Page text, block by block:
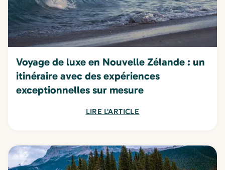
Voyage de luxe en Nouvelle Zélande : un
itinéraire avec des expériences
exceptionnelles sur mesure
LIRE L'ARTICLE